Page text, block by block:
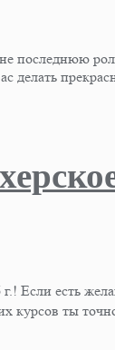
последнюю
Если есть
курсов ты